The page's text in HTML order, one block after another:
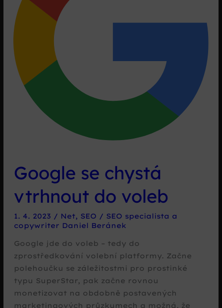
Google se chystá
vtrhnout do voleb
1. 4. 2023 / Net, SEO / SEO specialista a
copywriter Daniel Beránek
Google jde do voleb – tedy do
zprostředkování volební platformy. Začne
polehoučku se záležitostmi pro prostinké
typu SuperStar, pak začne rovnou
monetizovat na obdobně postavených
marketingových průzkumech a možná, že